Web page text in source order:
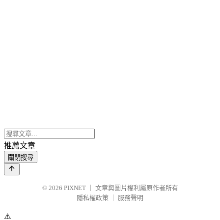
推薦文章
關閉搜尋
© 2026 PIXNET
文章與圖片權利屬原作者所有
隱私權政策
服務聲明
⚠️